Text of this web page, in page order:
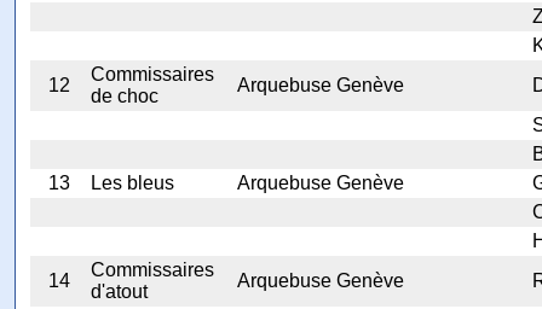
12
Commissaires
de choc
Arquebuse Genève
13
Les bleus Arquebuse Genève
14
Commissaires
d'atout
Arquebuse Genève